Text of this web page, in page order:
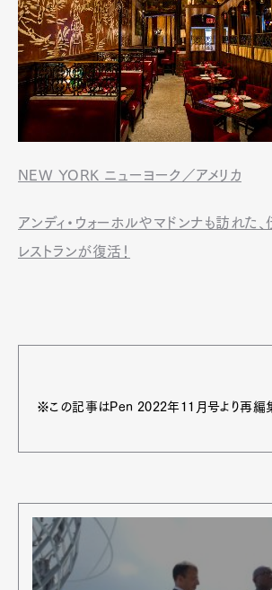
NEW YORK ニューヨーク／アメリカ
アンディ・ウォーホルやマドンナも訪れた
レストランが復活！
※この記事はPen 2022年11月号より再編